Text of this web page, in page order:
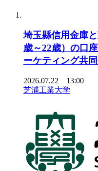
埼玉縣信用金庫
歳～22歳）の口
ーケティング共
2026.07.22 13:00
芝浦工業大学